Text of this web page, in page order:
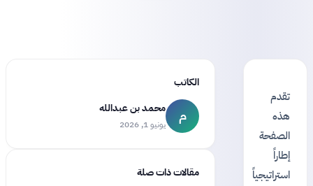
تقدم
هذه
الصفحة
إطاراً
استراتيجياً
الكاتب
م محمد بن عبدالله
يونيو 1, 2026
مقالات ذات صلة